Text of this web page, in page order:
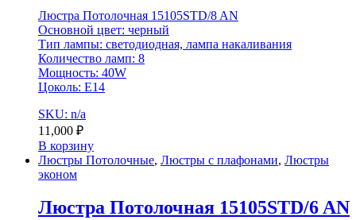
Люстра Потолочная 15105STD/8 AN
Основной цвет: черный
Тип лампы: светодиодная, лампа накаливания
Количество ламп: 8
Мощность: 40W
Цоколь: E14
SKU: n/a
11,000 ₽
В корзину
Люстры Потолочные, Люстры с плафонами, Люстры
эконом
Люстра Потолочная 15105STD/6 AN